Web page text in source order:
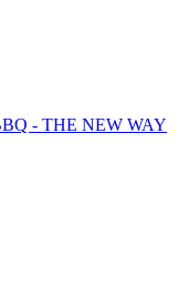
- THE NEW WAY